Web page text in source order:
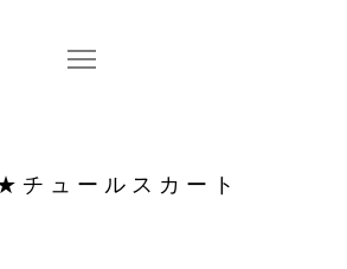
チュールスカート